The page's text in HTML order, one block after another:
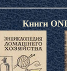
Книги